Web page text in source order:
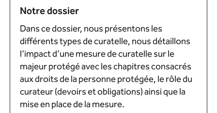
Notre dossier
Dans ce dossier, nous présentons les
différents types de curatelle, nous détaillons
l’impact d’une mesure de curatelle sur le
majeur protégé avec les chapitres consacrés
aux droits de la personne protégée, le rôle du
curateur (devoirs et obligations) ainsi que la
mise en place de la mesure.